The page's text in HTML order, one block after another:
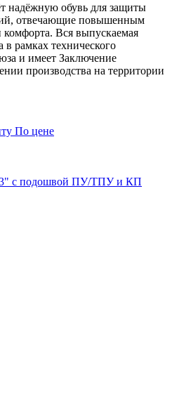
обувь для защиты
отвечающие повышенным
комфорта. Вся выпускаемая
рамках технического
и имеет Заключение
производства на территории
По цене
с подошвой ПУ/ТПУ и КП